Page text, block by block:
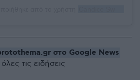
στο Google News
τις ειδήσεις